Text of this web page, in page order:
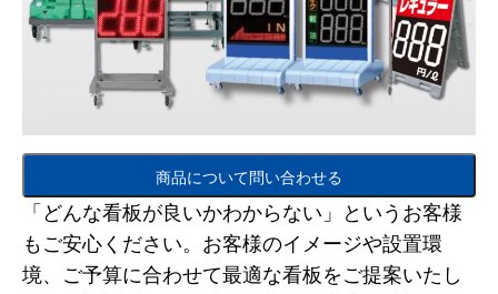
商品について問い合わせる
「どんな看板が良いかわからない」というお客様
もご安心ください。お客様のイメージや設置環
境、ご予算に合わせて最適な看板をご提案いたし